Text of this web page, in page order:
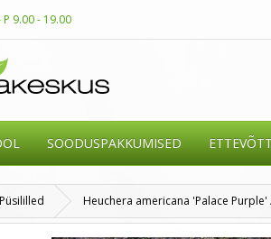
P 9.00 - 19.00
SOODUSPAKKUMISED
Püsililled Heuchera americana 'Palace